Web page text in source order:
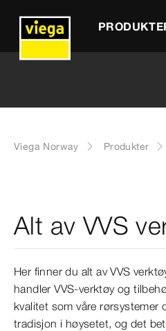
Viega Norway Produkter
Alt av VVS
Her finner du alt av VVS
handler VVS-verktøy og
kvalitet som våre rørsystemer
tradisjon i høysetet, og det